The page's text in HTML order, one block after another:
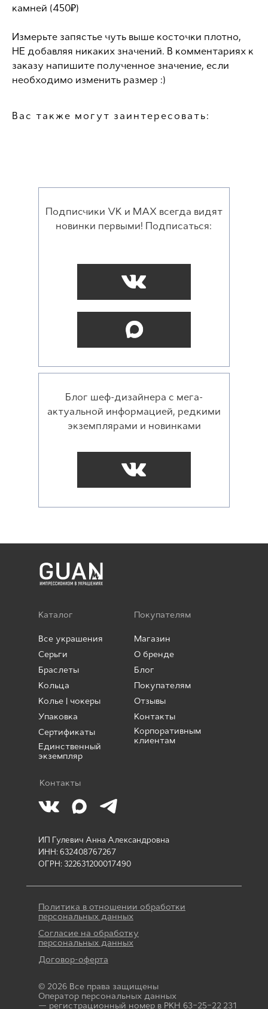
камней (450₽)
Измерьте запястье чуть выше косточки плотно,
НЕ добавляя никаких значений. В комментариях к
заказу напишите полученное значение, если
необходимо изменить размер :)
Вас также могут заинтересовать:
Блог шеф-дизайнера с мега-
актуальной информацией, редкими
экземплярами и новинками
Подписчики VK и MAX всегда видят
новинки первыми! Подписаться:
Договор-оферта
Согласие на обработку
персональных данных
Политика в отношении обработки
персональных данных
© 2026 Все права защищены
Оператор персональных данных
— регистрационный номер в РКН 63−25−22 231
Каталог
Все украшения
Покупателям
Серьги
Браслеты
Кольца
Колье | чокеры
Упаковка
Сертификаты
Единственный
экземпляр
Магазин
О бренде
Блог
Покупателям
Отзывы
Контакты
Корпоративным
клиентам
ИП Гулевич Анна Александровна
ИНН: 632408767267
ОГРН: 322631200017490
Контакты